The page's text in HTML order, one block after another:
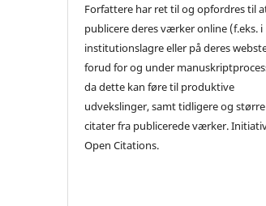
Forfattere har ret til og opfordres til
publicere deres værker online (f.eks. i
institutionslagre eller på deres
forud for og under
da dette kan føre til produktive
udvekslinger, samt tidligere og større
citater fra publicerede værker.
Open Citations.